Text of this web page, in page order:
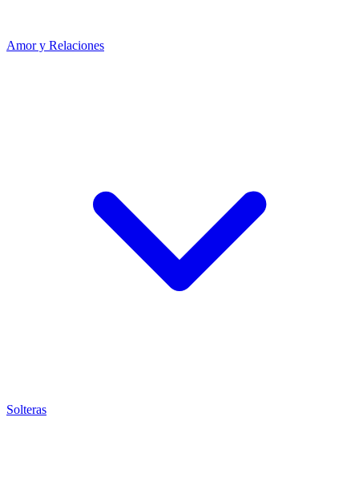
Amor y Relaciones
Solteras